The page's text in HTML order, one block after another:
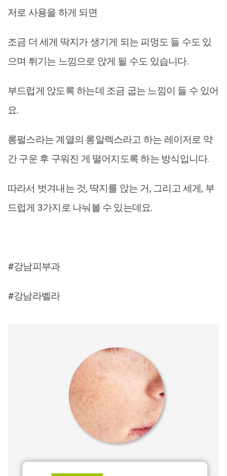
저로 사용을 하게 되면
조금 더 세게 딱지가 생기게 되는 피멍도 들 수도 있
으며 튀기는 느낌으로 앉게 될 수도 있습니다.
부드럽게 앉도록 하는데 조금 굽는 느낌이 들 수 있어
요.
롱펄스라는 계열의 롱알렉스라고 하는 레이저로 약
간 구운 후 구워진 게 떨어지도록 하는 방식입니다.
따라서 벗겨내는 것, 딱지를 앉는 거, 그리고 세게, 부
드럽게 3가지로 나눠볼 수 있는데요.
#강남피부과
#강남라벨라